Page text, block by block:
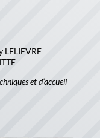
LELIEVRE
et d’accueil